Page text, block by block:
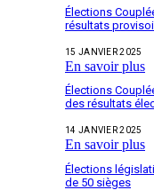
Élections
résultats
15 JANVIER 2025
En savoir plus
Élections
des résultats
14 JANVIER 2025
En savoir plus
Élections
de 50 sièges